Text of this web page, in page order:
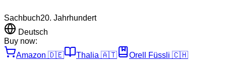
Sachbuch20. Jahrhundert
Deutsch
Buy now:
Amazon 🇩🇪 Thalia 🇦🇹 Orell Füssli 🇨🇭